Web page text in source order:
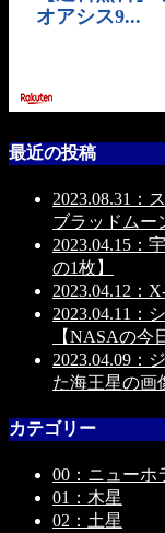
最近の投稿
2023.08.31：
ブラッドムー
2023.04.15：
の1枚】
2023.04.12：
2023.04.11：
【NASAの今
2023.04.09：
た海王星の画
カテゴリー
00：ニューホ
01：木星
02：土星